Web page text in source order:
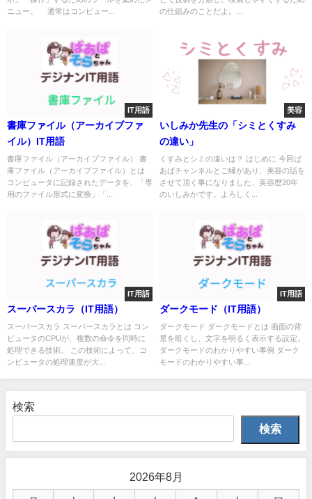
ニュー。 通常はコンピュー...
の仕組みのことだよ。...
IT用語
書庫ファイル（アーカイブファ
イル）IT用語
書庫ファイル（アーカイブファイル） 書
庫ファイル（アーカイブファイル）とは
コンピュータに記録されたデータを、「専
用のファイル形式に変換」「...
美容
いしみか先生の「シミとくすみ
の違い」
くすみとシミの違いは？ はじめに 今回ば
あばチャンネルとご縁があり、美容の話を
させて頂く事になりました、美容歴20年
のいしみかです。よろしく...
IT用語
スーパースカラ（IT用語）
スーパースカラ スーパースカラとは コン
ピュータのCPUが、複数の命令を同時に
処理できる技術。 この技術によって、コ
ンピュータの処理速度が大...
IT用語
ダークモード（IT用語）
ダークモード ダークモードとは 画面の背
景を暗くし、文字を明るく表示する設定。
ダークモードのわかりやすい事例 ダーク
モードのわかりやすい事...
検索
検索
2026年8月